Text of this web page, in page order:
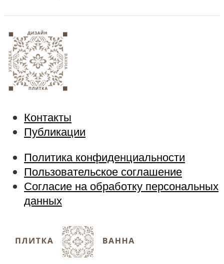
Контакты
Публикации
Политика конфиденциальности
Пользовательское соглашение
Согласие на обработку персональных
данных